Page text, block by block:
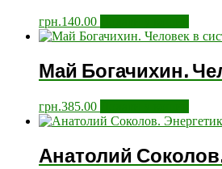
грн.140.00
Май Богачихин.
грн.385.00
Анатолий